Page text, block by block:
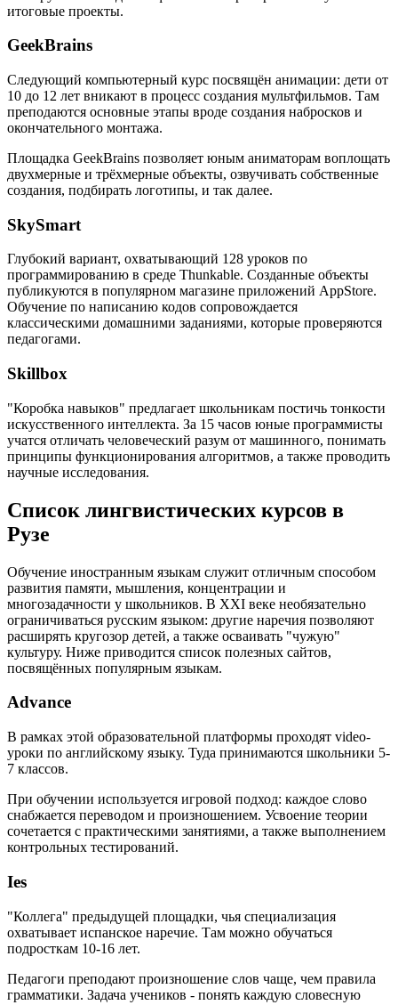
итоговые проекты.
GeekBrains
Следующий компьютерный курс посвящён анимации: дети от
10 до 12 лет вникают в процесс создания мультфильмов. Там
преподаются основные этапы вроде создания набросков и
окончательного монтажа.
Площадка GeekBrains позволяет юным аниматорам воплощать
двухмерные и трёхмерные объекты, озвучивать собственные
создания, подбирать логотипы, и так далее.
SkySmart
Глубокий вариант, охватывающий 128 уроков по
программированию в среде Thunkable. Созданные объекты
публикуются в популярном магазине приложений AppStore.
Обучение по написанию кодов сопровождается
классическими домашними заданиями, которые проверяются
педагогами.
Skillbox
"Коробка навыков" предлагает школьникам постичь тонкости
искусственного интеллекта. За 15 часов юные программисты
учатся отличать человеческий разум от машинного, понимать
принципы функционирования алгоритмов, а также проводить
научные исследования.
Список лингвистических курсов в
Рузе
Обучение иностранным языкам служит отличным способом
развития памяти, мышления, концентрации и
многозадачности у школьников. В XXI веке необязательно
ограничиваться русским языком: другие наречия позволяют
расширять кругозор детей, а также осваивать "чужую"
культуру. Ниже приводится список полезных сайтов,
посвящённых популярным языкам.
Advance
В рамках этой образовательной платформы проходят video-
уроки по английскому языку. Туда принимаются школьники 5-
7 классов.
При обучении используется игровой подход: каждое слово
снабжается переводом и произношением. Усвоение теории
сочетается с практическими занятиями, а также выполнением
контрольных тестирований.
Ies
"Коллега" предыдущей площадки, чья специализация
охватывает испанское наречие. Там можно обучаться
подросткам 10-16 лет.
Педагоги преподают произношение слов чаще, чем правила
грамматики. Задача учеников - понять каждую словесную